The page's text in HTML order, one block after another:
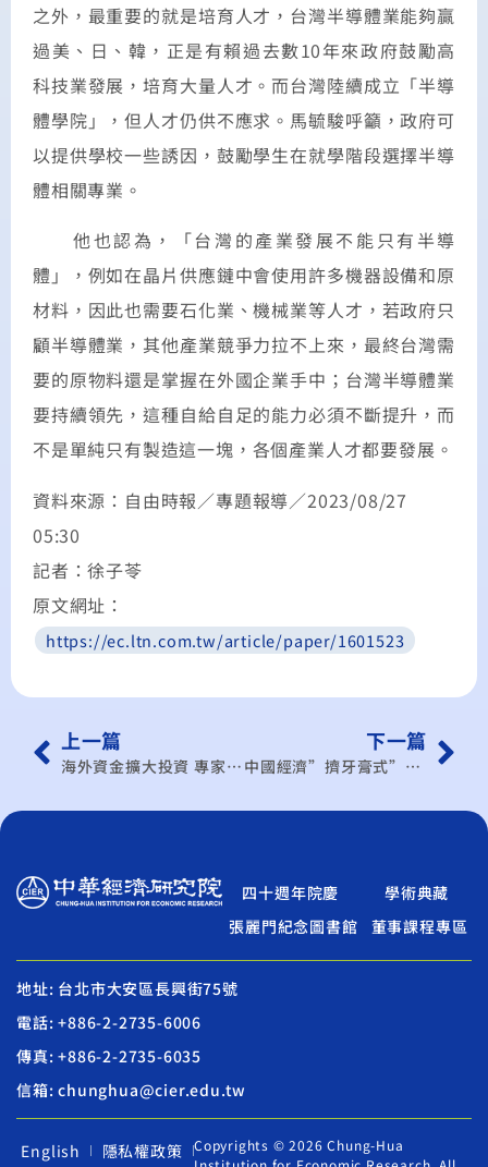
之外，最重要的就是培育人才，台灣半導體業能夠贏
過美、日、韓，正是有賴過去數10年來政府鼓勵高
科技業發展，培育大量人才。而台灣陸續成立「半導
體學院」，但人才仍供不應求。馬毓駿呼籲，政府可
以提供學校一些誘因，鼓勵學生在就學階段選擇半導
體相關專業。
他也認為，「台灣的產業發展不能只有半導
體」，例如在晶片供應鏈中會使用許多機器設備和原
材料，因此也需要石化業、機械業等人才，若政府只
顧半導體業，其他產業競爭力拉不上來，最終台灣需
要的原物料還是掌握在外國企業手中；台灣半導體業
要持續領先，這種自給自足的能力必須不斷提升，而
不是單純只有製造這一塊，各個產業人才都要發展。
資料來源：自由時報／專題報導／2023/08/27
05:30
記者：徐子苓
原文網址：
https://ec.ltn.com.tw/article/paper/1601523
上一篇
海外資金擴大投資 專家籲祭優惠措施
下一篇
中國經濟”擠牙膏式”暴雷! 房市危機信心崩盤
四十週年院慶
學術典藏
張麗門紀念圖書館
董事課程專區
地址: 台北市大安區長興街75號
電話: +886-2-2735-6006
傳真: +886-2-2735-6035
信箱: chunghua@cier.edu.tw
English 隱私權政策
Copyrights © 2026 Chung-Hua